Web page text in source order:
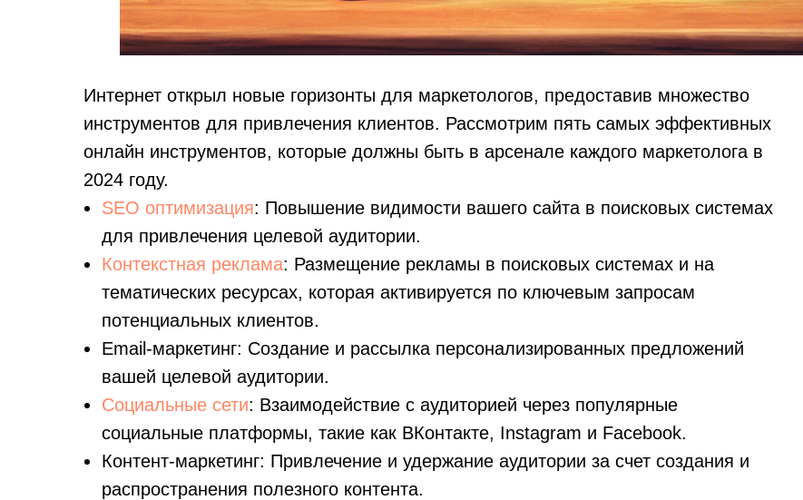
Интернет открыл новые горизонты для маркетологов, предоставив множество
инструментов для привлечения клиентов. Рассмотрим пять самых эффективных
онлайн инструментов, которые должны быть в арсенале каждого маркетолога в
2024 году.
SEO оптимизация: Повышение видимости вашего сайта в поисковых системах
для привлечения целевой аудитории.
Контекстная реклама: Размещение рекламы в поисковых системах и на
тематических ресурсах, которая активируется по ключевым запросам
потенциальных клиентов.
Email-маркетинг: Создание и рассылка персонализированных предложений
вашей целевой аудитории.
Социальные сети: Взаимодействие с аудиторией через популярные
социальные платформы, такие как ВКонтакте, Instagram и Facebook.
Контент-маркетинг: Привлечение и удержание аудитории за счет создания и
распространения полезного контента.